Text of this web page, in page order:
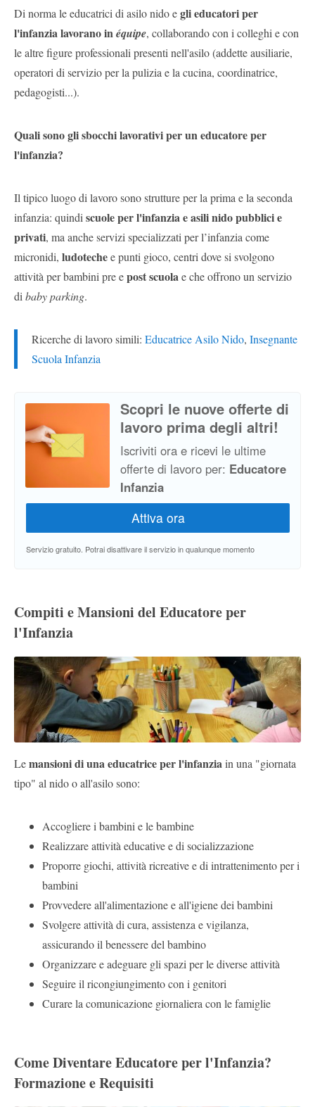
Di norma le educatrici di asilo nido egli educatori per
l'infanzia lavorano inéquipe, collaborando con i colleghi e con
le altre figure professionali presenti nell'asilo (addette ausiliarie,
operatori di servizio per la pulizia e la cucina, coordinatrice,
pedagogisti...).
Quali sono gli sbocchi lavorativi per un educatore per
l'infanzia?
Il tipico luogo di lavoro sono strutture per la prima e la seconda
infanzia: quindi scuole per l'infanzia e asili nido pubblici e
privati, ma anche servizi specializzati per l’infanzia come
micronidi, ludotechee punti gioco, centri dove si svolgono
attività per bambini pre epost scuolae che offrono un servizio
di baby parking.
Ricerche di lavoro simili: Educatrice Asilo Nido, Insegnante
Scuola Infanzia
Scopri le nuove offerte di
lavoro prima degli altri!
Iscriviti ora e ricevi le ultime
offerte di lavoro per: Educatore
Infanzia
Servizio gratuito. Potrai disattivare il servizio in qualunque momento
Compiti e Mansioni del Educatore per
l'Infanzia
Lemansioni di una educatrice per l'infanziain una "giornata
tipo" al nido o all'asilo sono:
Accogliere i bambini e le bambine
Realizzare attività educative e di socializzazione
Proporre giochi, attività ricreative e di intrattenimento per i
bambini
Provvedere all'alimentazione e all'igiene dei bambini
Svolgere attività di cura, assistenza e vigilanza,
assicurando il benessere del bambino
Organizzare e adeguare gli spazi per le diverse attività
Seguire il ricongiungimento con i genitori
Curare la comunicazione giornaliera con le famiglie
Come Diventare Educatore per l'Infanzia?
Formazione e Requisiti